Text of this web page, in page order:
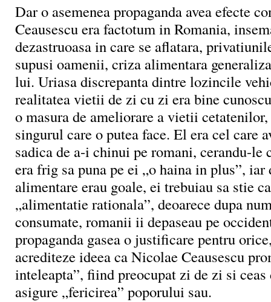
Dar o asemenea propaganda avea efecte
Ceausescu era factotum in Romania,
dezastruoasa in care se aflatara,
supusi oamenii, criza alimentara
lui. Uriasa discrepanta dintre lozincile
realitatea vietii de zi cu zi era bine
o masura de ameliorare a vietii
singurul care o putea face. El era cel care
sadica de a-i chinui pe romani, cerandu-le
era frig sa puna pe ei „o haina in plus”, iar
alimentare erau goale, ei trebuiau sa stie
„alimentatie rationala”, deoarece dupa
consumate, romanii ii depaseau pe
propaganda gasea o justificare pentru
acrediteze ideea ca Nicolae Ceausescu
inteleapta”, fiind preocupat zi de zi si ceas
asigure „fericirea” poporului sau.